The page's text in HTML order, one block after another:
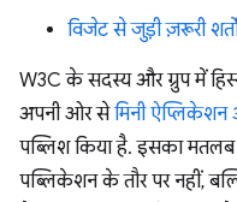
विजेट से जुड़ी ज़रूरी
W3C के सदस्य और ग्रुप में
अपनी ओर सेमिनी
पब्लिश किया है. इसका
पब्लिकेशन के तौर पर नहीं,